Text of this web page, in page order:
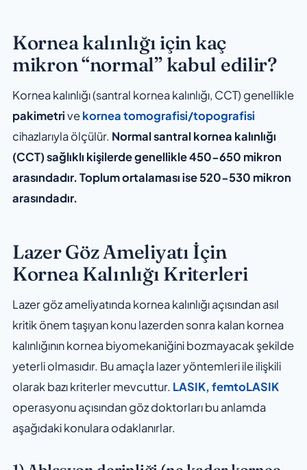
Kornea kalınlığı için kaç
mikron “normal” kabul edilir?
Kornea kalınlığı (santral kornea kalınlığı, CCT) genellikle
pakimetrivekornea tomografisi/topografisi
cihazlarıyla ölçülür. Normal santral kornea kalınlığı
(CCT) sağlıklı kişilerde genellikle 450-650 mikron
arasındadır. Toplum ortalaması ise 520-530 mikron
arasındadır.
Lazer Göz Ameliyatı İçin
Kornea Kalınlığı Kriterleri
Lazer göz ameliyatında kornea kalınlığı açısından asıl
kritik önem taşıyan konu lazerden sonra kalan kornea
kalınlığının kornea biyomekaniğini bozmayacak şekilde
yeterli olmasıdır. Bu amaçla lazer yöntemleri ile ilişkili
olarak bazı kriterler mevcuttur. LASIK, femtoLASIK
operasyonu açısından göz doktorları bu anlamda
aşağıdaki konulara odaklanırlar.